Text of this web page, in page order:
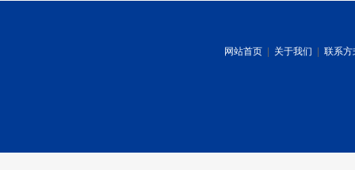
网站首页 关于我们 联系方